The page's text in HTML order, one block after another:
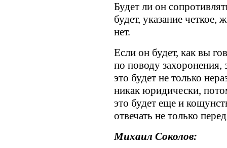
Будет ли он
будет, указание четкое,
нет.
Если он будет, как вы
по поводу захоронения,
это будет не только
никак юридически,
это будет еще и
отвечать не только
Михаил Соколов: